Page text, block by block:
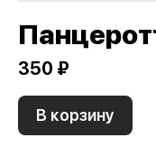
350 ₽
В корзину